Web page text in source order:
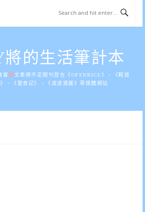
的生活筆計本
客
文章將不定期刊登在《OPENRICE》、《輕旅
、《愛食記》、《波波黛麗》等媒體網站